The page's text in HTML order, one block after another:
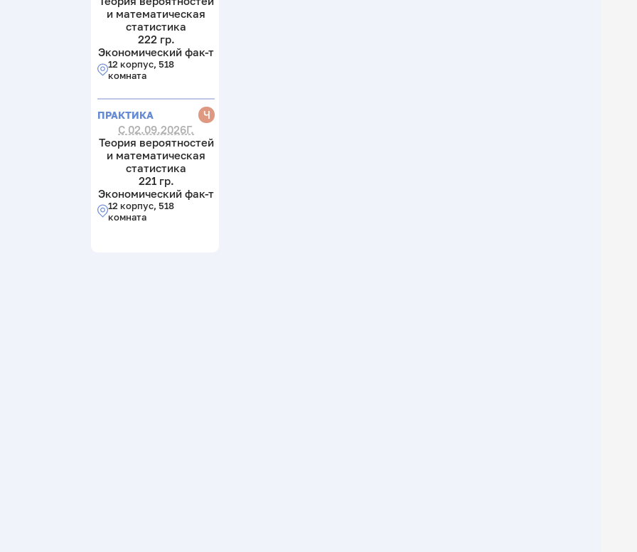
и математическая
статистика
222 гр.
Экономический фак-т
12 корпус, 518
комната
ПРАКТИКА
Ч
С 02.09.2026Г.
Теория вероятностей
и математическая
статистика
221 гр.
Экономический фак-т
12 корпус, 518
комната